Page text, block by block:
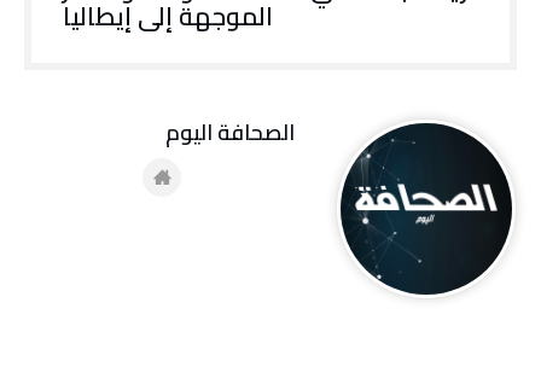
الموجهة إلى إيطاليا